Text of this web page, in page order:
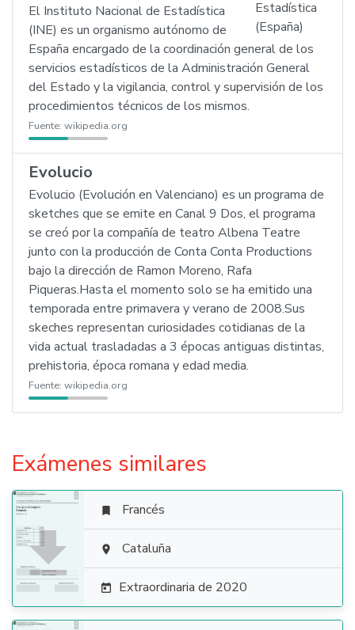
El Instituto Nacional de Estadística
(INE) es un organismo autónomo de
España encargado de la coordinación general de los
servicios estadísticos de la Administración General
del Estado y la vigilancia, control y supervisión de los
procedimientos técnicos de los mismos.
Fuente: wikipedia.org
Evolucio
Evolucio (Evolución en Valenciano) es un programa de
sketches que se emite en Canal 9 Dos, el programa
se creó por la compañía de teatro Albena Teatre
junto con la producción de Conta Conta Productions
bajo la dirección de Ramon Moreno, Rafa
Piqueras.Hasta el momento solo se ha emitido una
temporada entre primavera y verano de 2008.Sus
skeches representan curiosidades cotidianas de la
vida actual trasladadas a 3 épocas antiguas distintas,
prehistoria, época romana y edad media.
Fuente: wikipedia.org
Exámenes similares

 Francés
 Cataluña
 Extraordinaria de 2020